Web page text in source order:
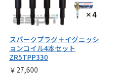
スパークプラグ＋イグニッシ
ョンコイル4本セット
ZR5TPP330
￥27,600